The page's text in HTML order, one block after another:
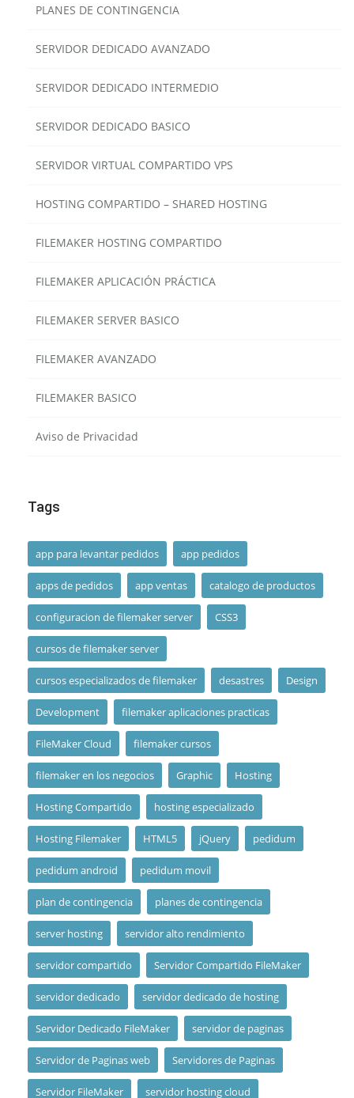
PLANES DE CONTINGENCIA
SERVIDOR DEDICADO AVANZADO
SERVIDOR DEDICADO INTERMEDIO
SERVIDOR DEDICADO BASICO
SERVIDOR VIRTUAL COMPARTIDO VPS
HOSTING COMPARTIDO – SHARED HOSTING
FILEMAKER HOSTING COMPARTIDO
FILEMAKER APLICACIÓN PRÁCTICA
FILEMAKER SERVER BASICO
FILEMAKER AVANZADO
FILEMAKER BASICO
Aviso de Privacidad
Tags
app para levantar pedidos app pedidos
apps de pedidos app ventas catalogo de productos
configuracion de filemaker server CSS3
cursos de filemaker server
cursos especializados de filemaker desastres Design
Development filemaker aplicaciones practicas
FileMaker Cloud filemaker cursos
filemaker en los negocios Graphic Hosting
Hosting Compartido hosting especializado
Hosting Filemaker HTML5 jQuery pedidum
pedidum android pedidum movil
plan de contingencia planes de contingencia
server hosting servidor alto rendimiento
servidor compartido Servidor Compartido FileMaker
servidor dedicado servidor dedicado de hosting
Servidor Dedicado FileMaker servidor de paginas
Servidor de Paginas web Servidores de Paginas
Servidor FileMaker servidor hosting cloud